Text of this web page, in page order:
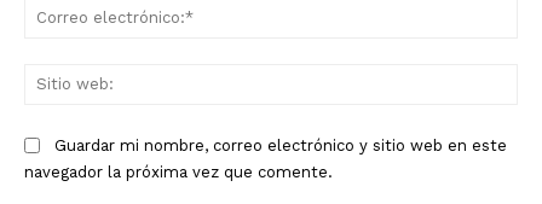
Guardar mi nombre, correo electrónico y sitio web en este
navegador la próxima vez que comente.